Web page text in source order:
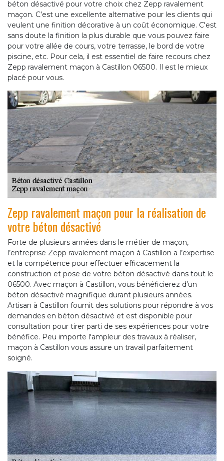
béton désactivé pour votre choix chez Zepp ravalement
maçon. C’est une excellente alternative pour les clients qui
veulent une finition décorative à un coût économique. C'est
sans doute la finition la plus durable que vous pouvez faire
pour votre allée de cours, votre terrasse, le bord de votre
piscine, etc. Pour cela, il est essentiel de faire recours chez
Zepp ravalement maçon à Castillon 06500. Il est le mieux
placé pour vous.
Zepp ravalement maçon pour la réalisation de
votre béton désactivé
Forte de plusieurs années dans le métier de maçon,
l’entreprise Zepp ravalement maçon à Castillon a l’expertise
et la compétence pour effectuer efficacement la
construction et pose de votre béton désactivé dans tout le
06500. Avec maçon à Castillon, vous bénéficierez d’un
béton désactivé magnifique durant plusieurs années.
Artisan à Castillon fournit des solutions pour répondre à vos
demandes en béton désactivé et est disponible pour
consultation pour tirer parti de ses expériences pour votre
bénéfice. Peu importe l'ampleur des travaux à réaliser,
maçon à Castillon vous assure un travail parfaitement
soigné.